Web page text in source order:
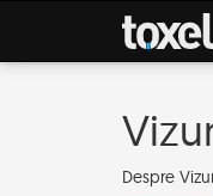
Despre